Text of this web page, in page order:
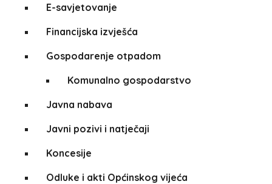
E-savjetovanje
Financijska izvješća
Gospodarenje otpadom
Komunalno gospodarstvo
Javna nabava
Javni pozivi i natječaji
Koncesije
Odluke i akti Općinskog vijeća